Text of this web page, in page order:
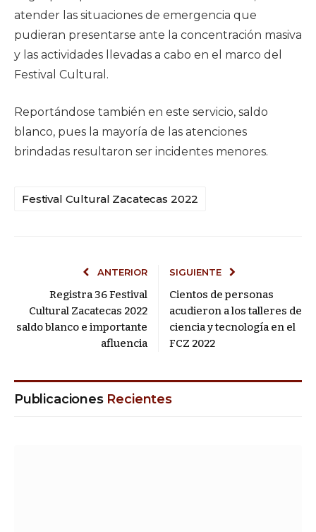
atender las situaciones de emergencia que
pudieran presentarse ante la concentración masiva
y las actividades llevadas a cabo en el marco del
Festival Cultural.
Reportándose también en este servicio, saldo
blanco, pues la mayoría de las atenciones
brindadas resultaron ser incidentes menores.
Festival Cultural Zacatecas 2022
ANTERIOR
Registra 36 Festival
Cultural Zacatecas 2022
saldo blanco e importante
afluencia
SIGUIENTE
Cientos de personas
acudieron a los talleres de
ciencia y tecnología en el
FCZ 2022
Publicaciones Recientes